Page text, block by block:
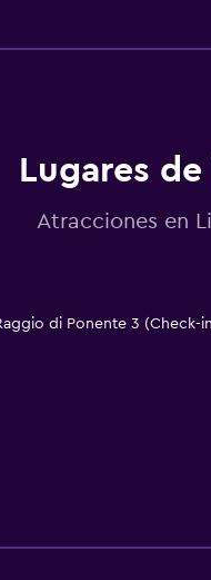
Lugares
Atracciones en
di Ponente 3